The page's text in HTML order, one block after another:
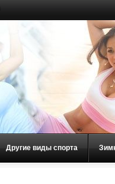
Другие виды спорта